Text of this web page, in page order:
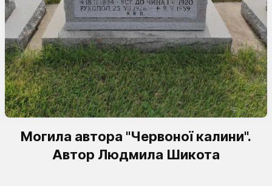
Могила автора "Червоної калини".
Автор Людмила Шикота